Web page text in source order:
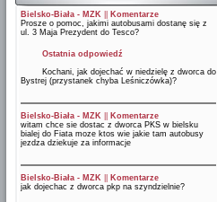
Bielsko-Biała - MZK
Komentarze
Prosze o pomoc, jakimi autobusami dostanę się z
ul. 3 Maja Prezydent do Tesco?
Ostatnia odpowiedź
Kochani, jak dojechać w niedzielę z dworca do
Bystrej (przystanek chyba Leśniczówka)?
Bielsko-Biała - MZK
Komentarze
witam chce sie dostac z dworca PKS w bielsku
bialej do Fiata moze ktos wie jakie tam autobusy
jezdza dziekuje za informacje
Bielsko-Biała - MZK
Komentarze
jak dojechac z dworca pkp na szyndzielnie?